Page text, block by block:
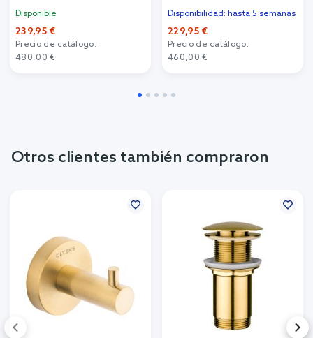
Disponible
239,95 €
Precio de catálogo:
480,00 €
Disponibilidad: hasta 5 semanas
229,95 €
Precio de catálogo:
460,00 €
Otros clientes también compraron